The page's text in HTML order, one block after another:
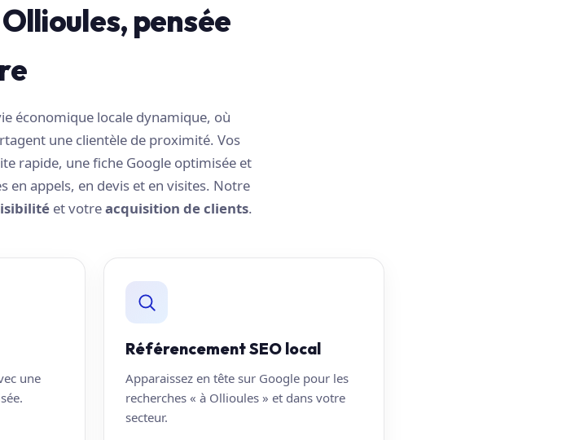
pensée
économique locale dynamique, où
une clientèle de proximité. Vos
rapide, une fiche Google optimisée et
en appels, en devis et en visites. Notre
et votreacquisition de clients.
une
Référencement SEO local
Apparaissez en tête sur Google pour les
recherches « à Ollioules » et dans votre
secteur.